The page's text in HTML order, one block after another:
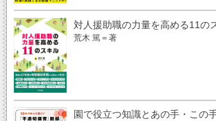
対人援助職の力量を高める11の
荒木 篤＝著
園で役立つ知識とあの手・こ